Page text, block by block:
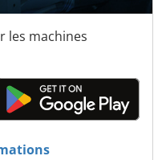
les machines